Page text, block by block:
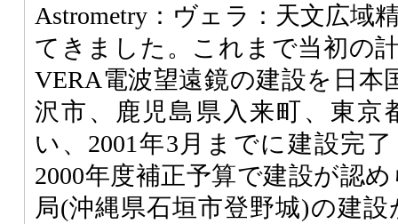
Astrometry：ヴェラ：天文広域
てきました。これまで当初の
VERA電波望遠鏡の建設を日本
沢市、鹿児島県入来町、東京
い、2001年3月までに建設完
2000年度補正予算で建設が認
局(沖縄県石垣市登野城)の建設